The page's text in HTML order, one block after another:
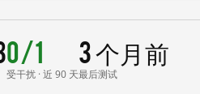
0/1
受干扰 · 近 90 天
3 个月前
最后测试